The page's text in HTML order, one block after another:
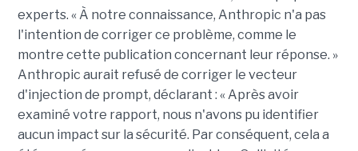
experts. « À notre connaissance, Anthropic n'a pas
l'intention de corriger ce problème, comme le
montre cette publication concernant leur réponse. »
Anthropic aurait refusé de corriger le vecteur
d'injection de prompt, déclarant : « Après avoir
examiné votre rapport, nous n'avons pu identifier
aucun impact sur la sécurité. Par conséquent, cela a